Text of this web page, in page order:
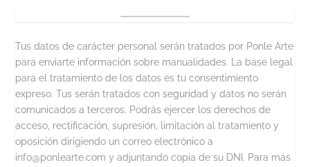
Tus datos de carácter personal serán tratados por Ponle Arte
para enviarte información sobre manualidades. La base legal
para el tratamiento de los datos es tu consentimiento
expreso. Tus serán tratados con seguridad y datos no serán
comunicados a terceros. Podrás ejercer los derechos de
acceso, rectificación, supresión, limitación al tratamiento y
oposición dirigiendo un correo electrónico a
info@ponlearte.com y adjuntando copia de su DNI. Para más